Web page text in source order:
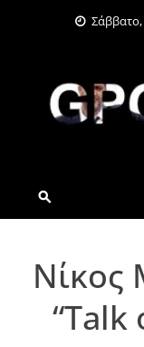
G-
Νίκος
“Talk